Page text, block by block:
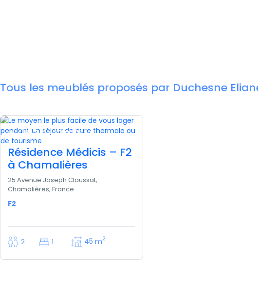
Tous les meublés proposés par Duchesne
720 €/ 3 semaines
Résidence Médicis – F2
à Chamalières
25 Avenue Joseph Claussat,
Chamalières, France
F2
2 1 45 m2